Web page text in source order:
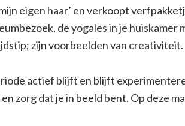
eigen haar’ en verkoopt
de yogales in je
zijn voorbeelden van creativiteit.
actief blijft en blijft
zorg dat je in beeld bent. Op deze